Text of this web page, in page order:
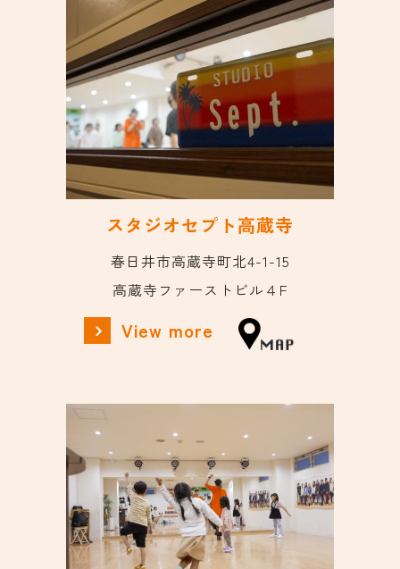
スタジオセプト高蔵寺
春日井市高蔵寺町北4-1-15
高蔵寺ファーストビル４F
View more